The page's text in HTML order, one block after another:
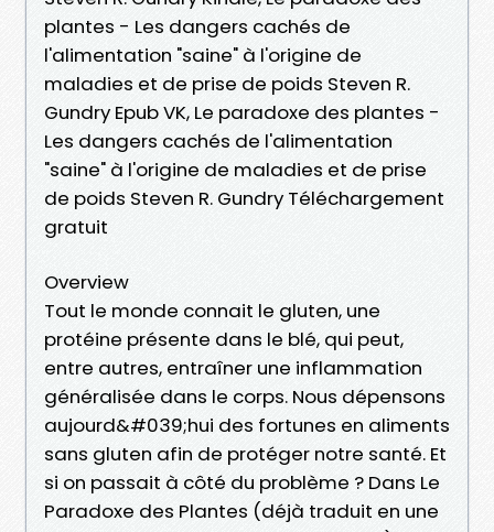
plantes - Les dangers cachés de
l'alimentation "saine" à l'origine de
maladies et de prise de poids Steven R.
Gundry Epub VK, Le paradoxe des plantes -
Les dangers cachés de l'alimentation
"saine" à l'origine de maladies et de prise
de poids Steven R. Gundry Téléchargement
gratuit
Overview
Tout le monde connait le gluten, une
protéine présente dans le blé, qui peut,
entre autres, entraîner une inflammation
généralisée dans le corps. Nous dépensons
aujourd&#039;hui des fortunes en aliments
sans gluten afin de protéger notre santé. Et
si on passait à côté du problème ? Dans Le
Paradoxe des Plantes (déjà traduit en une